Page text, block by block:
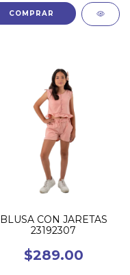
COMPRAR
BLUSA CON JARETAS
23192307
$289.00